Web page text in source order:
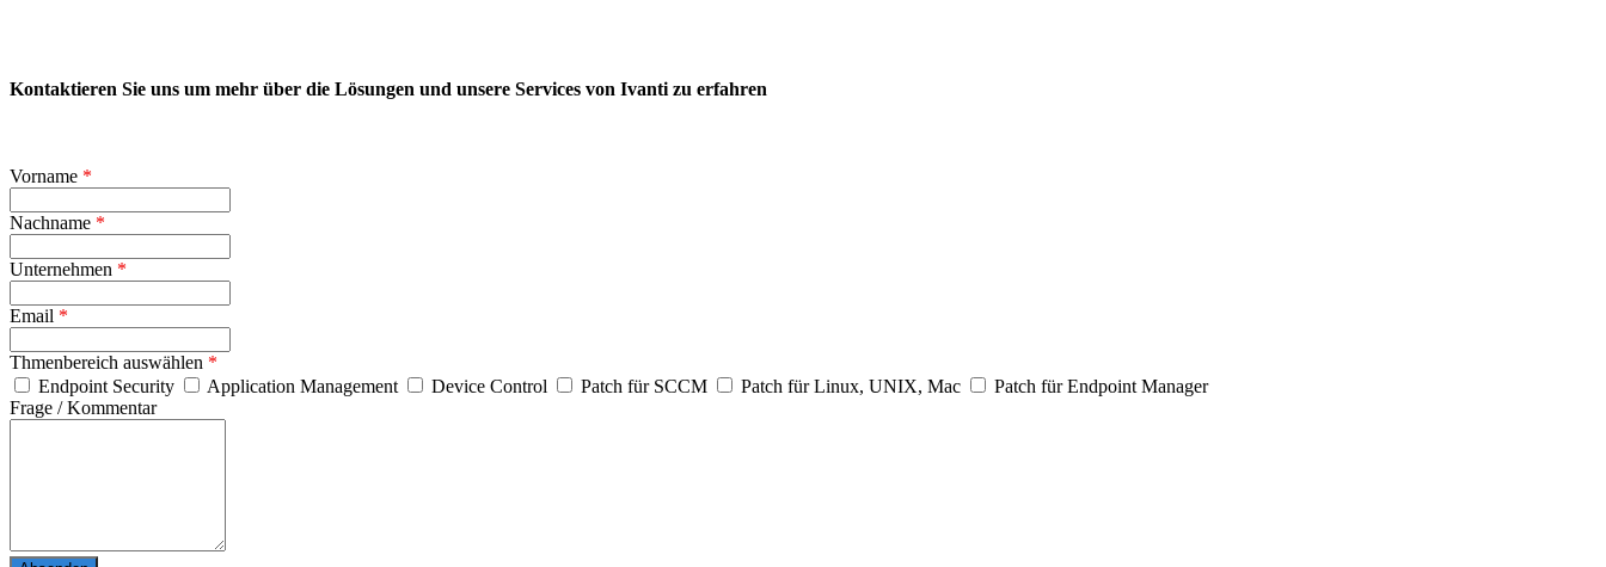
Kontaktieren Sie uns um mehr über die Lösungen und unsere Services von Ivanti zu erfahren
Vorname *
Nachname *
Unternehmen *
Email *
Thmenbereich auswählen *
Endpoint Security
Application Management Device Control Patch für SCCM Patch für Linux, UNIX, Mac
Patch für Endpoint Manager
Frage / Kommentar